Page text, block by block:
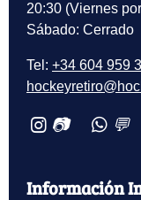
20:30 (Viernes
Sábado: Cerrado
Tel: +34 604 959
📷 💬
Información